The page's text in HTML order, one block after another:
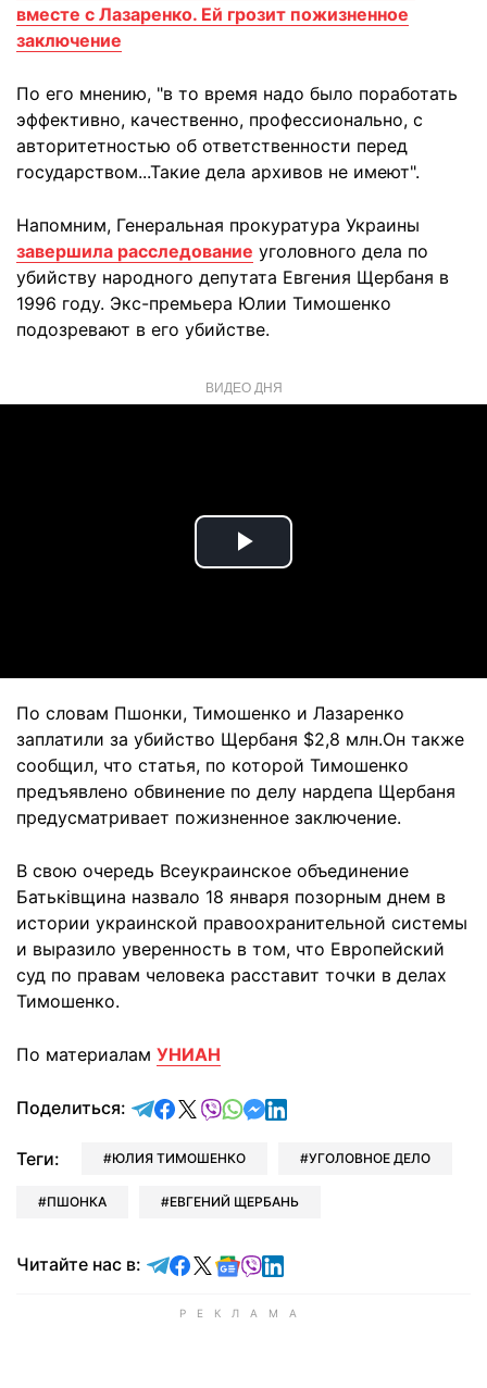
вместе с Лазаренко. Ей грозит пожизненное
заключение
По его мнению, "в то время надо было поработать
эффективно, качественно, профессионально, с
авторитетностью об ответственности перед
государством...Такие дела архивов не имеют".
Напомним, Генеральная прокуратура Украины
завершила расследование уголовного дела по
убийству народного депутата Евгения Щербаня в
1996 году. Экс-премьера Юлии Тимошенко
подозревают в его убийстве.
ВИДЕО ДНЯ
Play
По словам Пшонки, Тимошенко и Лазаренко
заплатили за убийство Щербаня $2,8 млн.Он также
сообщил, что статья, по которой Тимошенко
предъявлено обвинение по делу нардепа Щербаня
предусматривает пожизненное заключение.
В свою очередь Всеукраинское объединение
Батьківщина назвало 18 января позорным днем ​​в
истории украинской правоохранительной системы
и выразило уверенность в том, что Европейский
суд по правам человека расставит точки в делах
Тимошенко.
По материалам УНИАН
Поделиться: отправить в Telegram
поделиться в Facebook
поделиться в X
отправить в Viber
отправить в Whatsapp
отправить в Messenger
отправить в LinkedIn
Теги: ЮЛИЯ ТИМОШЕНКО УГОЛОВНОЕ ДЕЛО
ПШОНКА ЕВГЕНИЙ ЩЕРБАНЬ
Читайте нас в: Читайте в Telegram
Читайте в Facebook
Читайте в X
Читайте в Google news
Читайте в Viber
Читайте в LinkedIn